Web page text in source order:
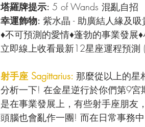
塔羅牌提示: 5 of Wands 混亂自招
幸運飾物: 紫水晶 - 助廣結人緣及吸
♦不可預測的愛情♦蓬勃的事業發展
立即線上收看最新12星座運程預測
射手座 Sagittarius: 那麼從以上的星
分析一下! 在金星逆行於你們第9
是在事業發展上，有些射手座朋友
頭腦也會亂作一團! 而在日常事務